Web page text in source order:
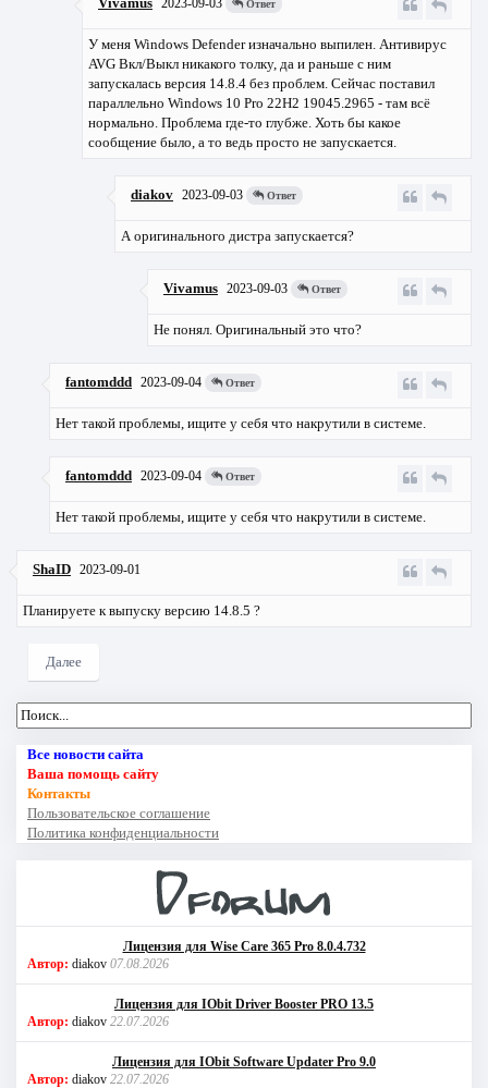
Ответ
У меня Windows Defender изначально выпилен. Антивирус
AVG Вкл/Выкл никакого толку, да и раньше с ним
запускалась версия 14.8.4 без проблем. Сейчас поставил
параллельно Windows 10 Pro 22H2 19045.2965 - там всё
нормально. Проблема где-то глубже. Хоть бы какое
сообщение было, а то ведь просто не запускается.
diakov 2023-09-03 Ответ
А оригинального дистра запускается?
Vivamus 2023-09-03 Ответ
Не понял. Оригинальный это что?
fantomddd 2023-09-04 Ответ
Нет такой проблемы, ищите у себя что накрутили в системе.
fantomddd 2023-09-04 Ответ
Нет такой проблемы, ищите у себя что накрутили в системе.
ShaID 2023-09-01
Планируете к выпуску версию 14.8.5 ?
Далее
Все новости сайта
Ваша помощь сайту
Контакты
Пользовательское соглашение
Политика конфиденциальности
Лицензия для Wise Care 365 Pro 8.0.4.732
Автор: diakov 07.08.2026
Лицензия для IObit Driver Booster PRO 13.5
Автор: diakov 22.07.2026
Лицензия для IObit Software Updater Pro 9.0
Автор: diakov 22.07.2026